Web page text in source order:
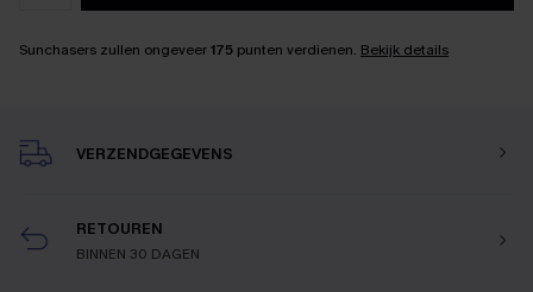
Sunchasers zullen ongeveer175 punten verdienen. Bekijk details
VERZENDGEGEVENS
RETOUREN
BINNEN 30 DAGEN